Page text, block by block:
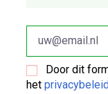
Door dit
het